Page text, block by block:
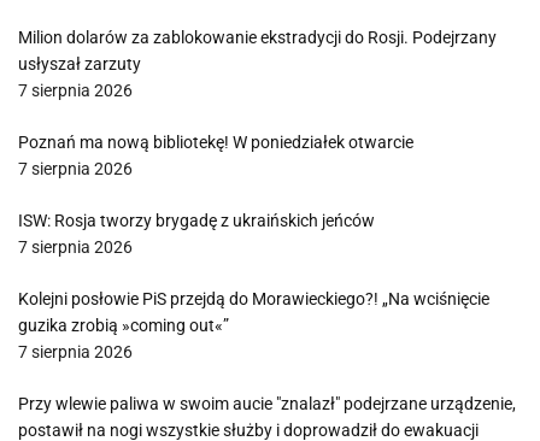
Milion dolarów za zablokowanie ekstradycji do Rosji. Podejrzany
usłyszał zarzuty
7 sierpnia 2026
Poznań ma nową bibliotekę! W poniedziałek otwarcie
7 sierpnia 2026
ISW: Rosja tworzy brygadę z ukraińskich jeńców
7 sierpnia 2026
Kolejni posłowie PiS przejdą do Morawieckiego?! „Na wciśnięcie
guzika zrobią »coming out«”
7 sierpnia 2026
Przy wlewie paliwa w swoim aucie "znalazł" podejrzane urządzenie,
postawił na nogi wszystkie służby i doprowadził do ewakuacji